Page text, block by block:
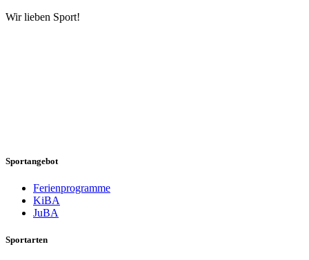
Wir lieben Sport!
Sportangebot
Ferienprogramme
KiBA
JuBA
Sportarten